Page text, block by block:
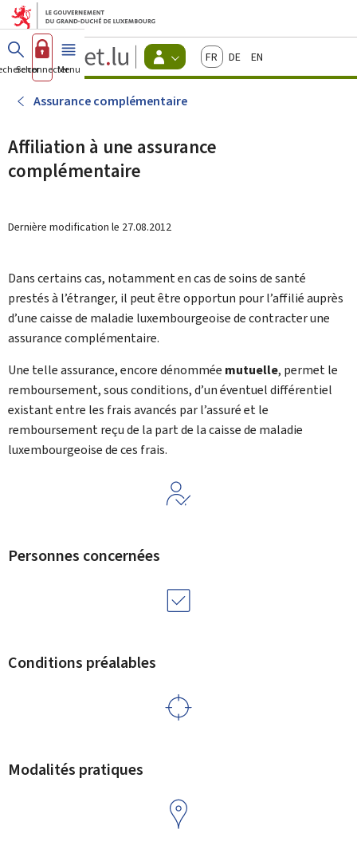
Aller au menu principal
Aller au contenu
Guichet.lu
Changer
d'espace
Menu
actif
FrançaisDeutschEnglish
Se connecterMenu principal
Assurance complémentaire
Affiliation à une assurance
complémentaire
Dernière modification le 27.08.2012
Dans certains cas, notamment en cas de soins de santé
prestés à l’étranger, il peut être opportun pour l’affilié auprès
d’une caisse de maladie luxembourgeoise de contracter une
assurance complémentaire.
Une telle assurance, encore dénommée mutuelle, permet le
remboursement, sous conditions, d’un éventuel différentiel
existant entre les frais avancés par l’assuré et le
remboursement reçu de la part de la caisse de maladie
luxembourgeoise de ces frais.
Personnes concernées
Conditions préalables
Modalités pratiques